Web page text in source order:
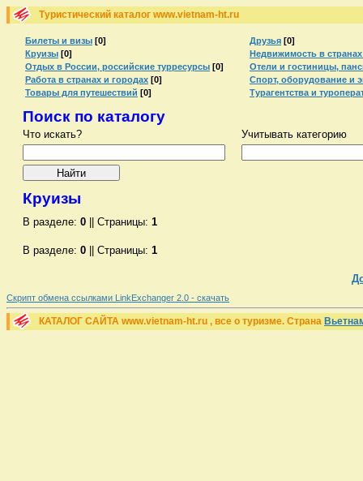
Туристический каталог www.vietnam-ht.ru
Билеты и визы [0] Друзья [0]
Круизы [0]
Недвижимость в
Отдых в России, российские турресурсы [0]
Отели и гостиницы,
Работа в странах и городах [0]
Спорт, оборудование и
Товары для путешествий [0] Турагентства и
Поиск по каталогу
Что искать? Учитывать категорию
Круизы
В разделе: 0 || Страницы: 1
В разделе: 0 || Страницы: 1
Скрипт обмена ссылками LinkExchanger 2.0 - скачать
КАТАЛОГ САЙТА www.vietnam-ht.ru , все о туризме. Страна